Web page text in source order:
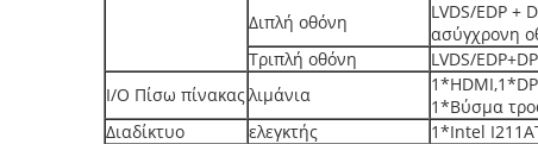
Διπλή οθόνη
LVDS/EDP +
ασύγχρονη
Τριπλή οθόνη
LVDS/
I/O Πίσω πίνακαςλιμάνια
1*Βύσμα
Διαδίκτυο
ελεγκτής
1*Intel